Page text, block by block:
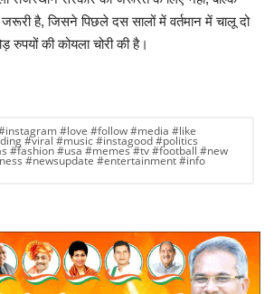
है, जिसने पिछले दस सालों में वर्तमान में चालू दो
रुपयों की कोयला चोरी की है।
#love #follow #media #like
#viral #music #instagood #politics
#fashion #usa #memes #tv #football #new
#newsupdate #entertainment #info